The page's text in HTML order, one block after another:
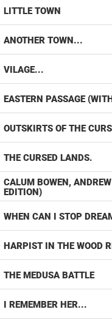
LITTLE TOWN
ANOTHER TOWN...
VILAGE...
EASTERN PASSAGE
OUTSKIRTS OF THE
THE CURSED LANDS.
CALUM BOWEN,
EDITION)
WHEN CAN I STOP
HARPIST IN THE WOOD
THE MEDUSA BATTLE
I REMEMBER HER...